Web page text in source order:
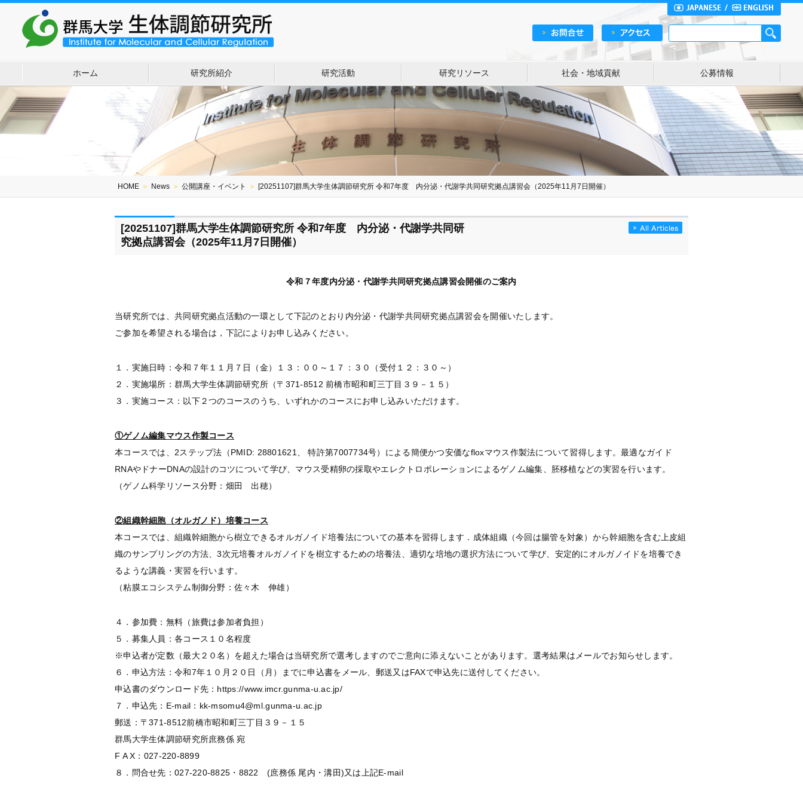
ホーム 研究所紹介 研究活動 研究リソース 社会・地域貢献 公募情報
HOME ＞ News ＞ 公開講座・イベント ＞ [20251107]群馬大学生体調節研究所 令和7年度 内分泌・代謝学共同研究拠点講習会（2025年11月7日開催）
[20251107]群馬大学生体調節研究所 令和7年度 内分泌・代謝学共同研
究拠点講習会（2025年11月7日開催）
令和７年度内分泌・代謝学共同研究拠点講習会開催のご案内
当研究所では、共同研究拠点活動の一環として下記のとおり内分泌・代謝学共同研究拠点講習会を開催いたします。
ご参加を希望される場合は，下記によりお申し込みください。
１．実施日時：令和７年１１月７日（金）１３：００～１７：３０（受付１２：３０～）
２．実施場所：群馬大学生体調節研究所（〒371-8512 前橋市昭和町三丁目３９－１５）
３．実施コース：以下２つのコースのうち、いずれかのコースにお申し込みいただけます。
①ゲノム編集マウス作製コース
本コースでは、2ステップ法（PMID: 28801621、 特許第7007734号）による簡便かつ安価なfloxマウス作製法について習得します。最適なガイド
RNAやドナーDNAの設計のコツについて学び、マウス受精卵の採取やエレクトロポレーションによるゲノム編集、胚移植などの実習を行います。
（ゲノム科学リソース分野：畑田 出穂）
②組織幹細胞（オルガノド）培養コース
本コースでは、組織幹細胞から樹立できるオルガノイド培養法についての基本を習得します．成体組織（今回は腸管を対象）から幹細胞を含む上皮組
織のサンプリングの方法、3次元培養オルガノイドを樹立するための培養法、適切な培地の選択方法について学び、安定的にオルガノイドを培養でき
るような講義・実習を行います。
（粘膜エコシステム制御分野：佐々木 伸雄）
４．参加費：無料（旅費は参加者負担）
５．募集人員：各コース１０名程度
※申込者が定数（最大２０名）を超えた場合は当研究所で選考しますのでご意向に添えないことがあります。選考結果はメールでお知らせします。
６．申込方法：令和7年１０月２０日（月）までに申込書をメール、郵送又はFAXで申込先に送付してください。
申込書のダウンロード先：https://www.imcr.gunma-u.ac.jp/
７．申込先：E-mail：kk-msomu4@ml.gunma-u.ac.jp
郵送：〒371-8512前橋市昭和町三丁目３９－１５
群馬大学生体調節研究所庶務係 宛
F A X：027-220-8899
８．問合せ先：027-220-8825・8822 (庶務係 尾内・溝田)又は上記E-mail